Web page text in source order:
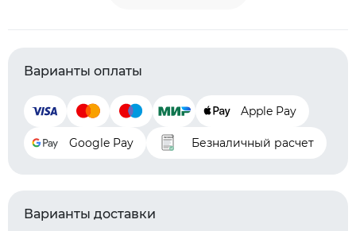
Варианты оплаты
Apple Pay
Google Pay Безналичный расчет
Варианты доставки